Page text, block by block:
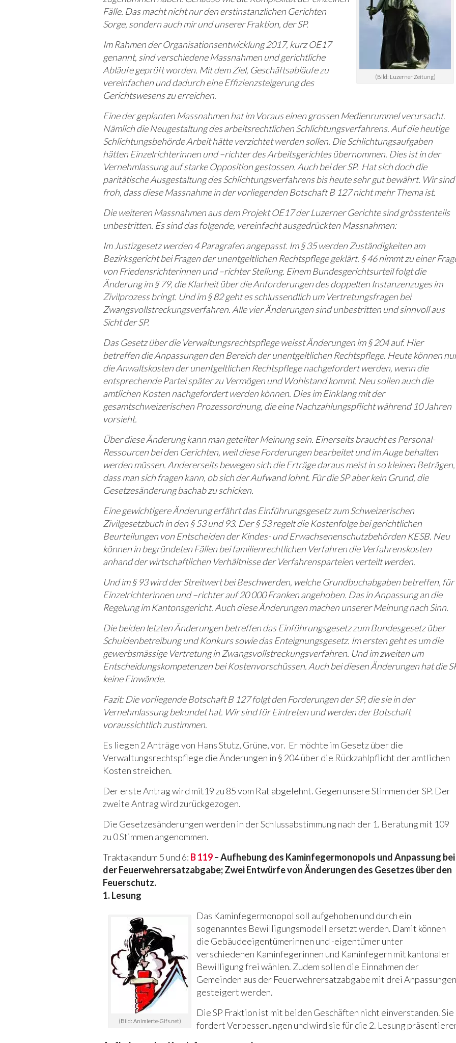
(Bild: Luzerner Zeitung)
Fälle. Das macht nicht nur den erstinstanzlichen Gerichten
Sorge, sondern auch mir und unserer Fraktion, der SP.
Im Rahmen der Organisationsentwicklung 2017, kurz OE17
genannt, sind verschiedene Massnahmen und gerichtliche
Abläufe geprüft worden. Mit dem Ziel, Geschäftsabläufe zu
vereinfachen und dadurch eine Effizienzsteigerung des
Gerichtswesens zu erreichen.
Eine der geplanten Massnahmen hat im Voraus einen grossen Medienrummel verursacht.
Nämlich die Neugestaltung des arbeitsrechtlichen Schlichtungsverfahrens. Auf die heutige
Schlichtungsbehörde Arbeit hätte verzichtet werden sollen. Die Schlichtungsaufgaben
hätten Einzelrichterinnen und –richter des Arbeitsgerichtes übernommen. Dies ist in der
Vernehmlassung auf starke Opposition gestossen. Auch bei der SP. Hat sich doch die
paritätische Ausgestaltung des Schlichtungsverfahrens bis heute sehr gut bewährt. Wir sind
froh, dass diese Massnahme in der vorliegenden Botschaft B 127 nicht mehr Thema ist.
Die weiteren Massnahmen aus dem Projekt OE17 der Luzerner Gerichte sind grösstenteils
unbestritten. Es sind das folgende, vereinfacht ausgedrückten Massnahmen:
Im Justizgesetz werden 4 Paragrafen angepasst. Im § 35 werden Zuständigkeiten am
Bezirksgericht bei Fragen der unentgeltlichen Rechtspflege geklärt. § 46 nimmt zu einer
von Friedensrichterinnen und –richter Stellung. Einem Bundesgerichtsurteil folgt die
Änderung im § 79, die Klarheit über die Anforderungen des doppelten Instanzenzuges im
Zivilprozess bringt. Und im § 82 geht es schlussendlich um Vertretungsfragen bei
Zwangsvollstreckungsverfahren. Alle vier Änderungen sind unbestritten und sinnvoll aus
Sicht der SP.
Das Gesetz über die Verwaltungsrechtspflege weisst Änderungen im § 204 auf. Hier
betreffen die Anpassungen den Bereich der unentgeltlichen Rechtspflege. Heute können
die Anwaltskosten der unentgeltlichen Rechtspflege nachgefordert werden, wenn die
entsprechende Partei später zu Vermögen und Wohlstand kommt. Neu sollen auch die
amtlichen Kosten nachgefordert werden können. Dies im Einklang mit der
gesamtschweizerischen Prozessordnung, die eine Nachzahlungspflicht während 10 Jahren
vorsieht.
Über diese Änderung kann man geteilter Meinung sein. Einerseits braucht es Personal-
Ressourcen bei den Gerichten, weil diese Forderungen bearbeitet und im Auge behalten
werden müssen. Andererseits bewegen sich die Erträge daraus meist in so kleinen Beträgen,
dass man sich fragen kann, ob sich der Aufwand lohnt. Für die SP aber kein Grund, die
Gesetzesänderung bachab zu schicken.
Eine gewichtigere Änderung erfährt das Einführungsgesetz zum Schweizerischen
Zivilgesetzbuch in den § 53 und 93. Der § 53 regelt die Kostenfolge bei gerichtlichen
Beurteilungen von Entscheiden der Kindes- und Erwachsenenschutzbehörden KESB. Neu
können in begründeten Fällen bei familienrechtlichen Verfahren die Verfahrenskosten
anhand der wirtschaftlichen Verhältnisse der Verfahrensparteien verteilt werden.
Und im § 93 wird der Streitwert bei Beschwerden, welche Grundbuchabgaben betreffen, für
Einzelrichterinnen und –richter auf 20 000 Franken angehoben. Das in Anpassung an die
Regelung im Kantonsgericht. Auch diese Änderungen machen unserer Meinung nach Sinn.
Die beiden letzten Änderungen betreffen das Einführungsgesetz zum Bundesgesetz über
Schuldenbetreibung und Konkurs sowie das Enteignungsgesetz. Im ersten geht es um die
gewerbsmässige Vertretung in Zwangsvollstreckungsverfahren. Und im zweiten um
Entscheidungskompetenzen bei Kostenvorschüssen. Auch bei diesen Änderungen hat die
keine Einwände.
Fazit: Die vorliegende Botschaft B 127 folgt den Forderungen der SP, die sie in der
Vernehmlassung bekundet hat. Wir sind für Eintreten und werden der Botschaft
voraussichtlich zustimmen.
Es liegen 2 Anträge von Hans Stutz, Grüne, vor. Er möchte im Gesetz über die
Verwaltungsrechtspflege die Änderungen in § 204 über die Rückzahlpflicht der amtlichen
Kosten streichen.
Der erste Antrag wird mit19 zu 85 vom Rat abgelehnt. Gegen unsere Stimmen der SP. Der
zweite Antrag wird zurückgezogen.
Die Gesetzesänderungen werden in der Schlussabstimmung nach der 1. Beratung mit 109
zu 0 Stimmen angenommen.
Traktakandum 5 und 6: B 119– Aufhebung des Kaminfegermonopols und Anpassung bei
der Feuerwehrersatzabgabe; Zwei Entwürfe von Änderungen des Gesetzes über den
Feuerschutz.
1. Lesung
(Bild: Animierte-Gifs.net)
Das Kaminfegermonopol soll aufgehoben und durch ein
sogenanntes Bewilligungsmodell ersetzt werden. Damit können
die Gebäudeeigentümerinnen und -eigentümer unter
verschiedenen Kaminfegerinnen und Kaminfegern mit kantonaler
Bewilligung frei wählen. Zudem sollen die Einnahmen der
Gemeinden aus der Feuerwehrersatzabgabe mit drei Anpassungen
gesteigert werden.
Die SP Fraktion ist mit beiden Geschäften nicht einverstanden. Sie
fordert Verbesserungen und wird sie für die 2. Lesung